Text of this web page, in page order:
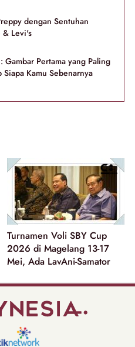
dengan Sentuhan
& Levi's
Gambar Pertama yang Paling
Kamu Sebenarnya
Turnamen Voli SBY Cup
2026 di Magelang 13-17
Mei, Ada LavAni-Samator